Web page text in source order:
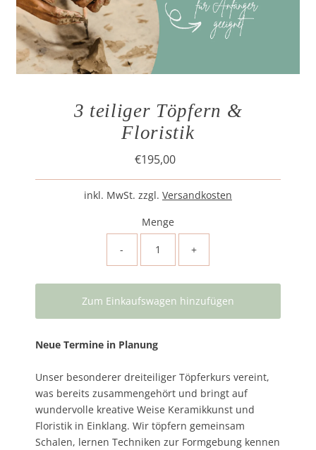
3 teiliger Töpfern &
Floristik
Regulärer
Preis
€195,00
inkl. MwSt. zzgl. Versandkosten
Menge
- +
Neue Termine in Planung
Unser besonderer dreiteiliger Töpferkurs vereint,
was bereits zusammengehört und bringt auf
wundervolle kreative Weise Keramikkunst und
Floristik in Einklang. Wir töpfern gemeinsam
Schalen, lernen Techniken zur Formgebung kennen